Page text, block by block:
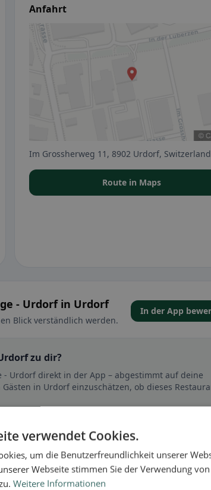
Anfahrt
Im Grossherweg 11, 8902 Urdorf, Switzerland
Route in Maps
- Urdorf in Urdorf
Blick verständlich werden.
In der App
zu dir?
- Urdorf direkt in der App – abgestimmt auf deine
in Urdorf einzuschätzen, ob dieses
verwendet Cookies.
um die Benutzerfreundlichkeit unserer
Webseite stimmen Sie der Verwendung
Weitere Informationen